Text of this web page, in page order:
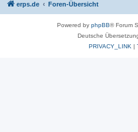
erps.de Foren-Übersicht
Powered by phpBB® Forum
Deutsche
PRIVACY_LINK |